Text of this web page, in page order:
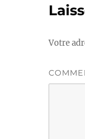
Votre